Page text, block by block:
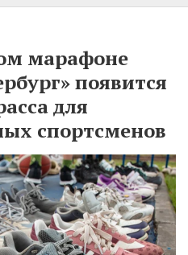
марафоне
появится
для
спортсменов